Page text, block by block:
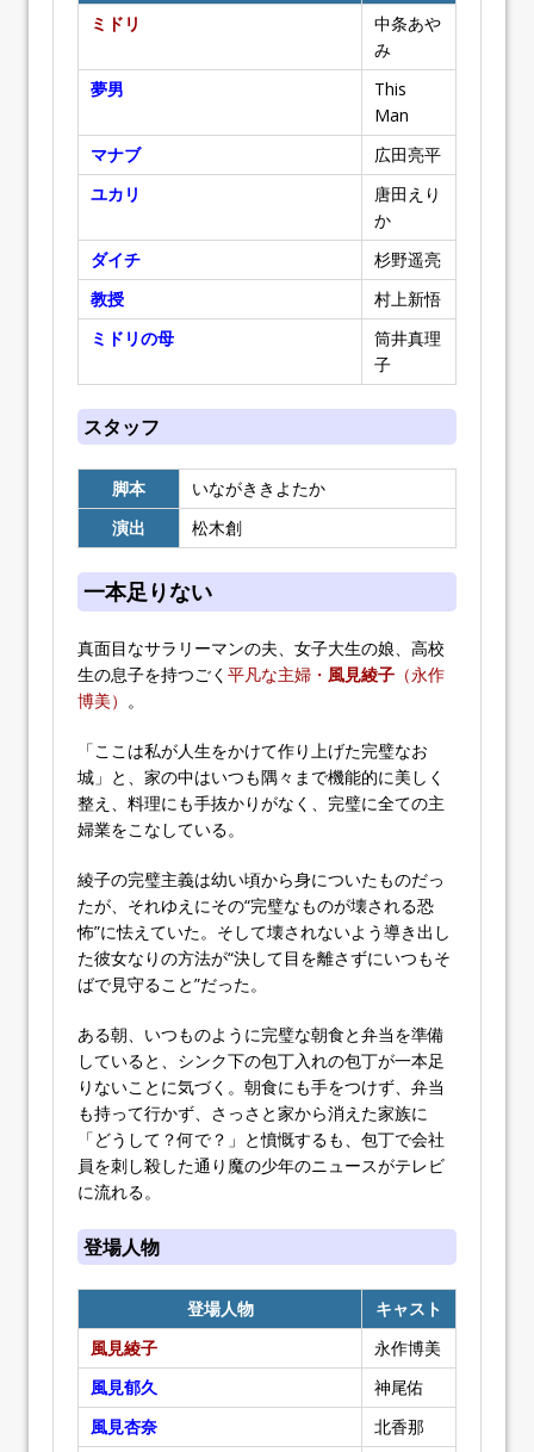
ミドリ
中条あや
み
夢男
This
Man
マナブ
広田亮平
ユカリ
唐田えり
か
ダイチ
杉野遥亮
教授
村上新悟
ミドリの母
筒井真理
子
スタッフ
脚本
いながききよたか
演出
松木創
一本足りない
真面目なサラリーマンの夫、女子大生の娘、高校
生の息子を持つごく 平凡な主婦・ 風見綾子 （永作
博美） 。
「ここは私が人生をかけて作り上げた完璧なお
城」と、家の中はいつも隅々まで機能的に美しく
整え、料理にも手抜かりがなく、完璧に全ての主
婦業をこなしている。
綾子の完璧主義は幼い頃から身についたものだっ
たが、それゆえにその“完璧なものが壊される恐
怖”に怯えていた。そして壊されないよう導き出し
た彼女なりの方法が“決して目を離さずにいつもそ
ばで見守ること”だった。
ある朝、いつものように完璧な朝食と弁当を準備
していると、シンク下の包丁入れの包丁が一本足
りないことに気づく。朝食にも手をつけず、弁当
も持って行かず、さっさと家から消えた家族に
「どうして？何で？」と憤慨するも、包丁で会社
員を刺し殺した通り魔の少年のニュースがテレビ
に流れる。
登場人物
登場人物
キャスト
風見綾子
永作博美
風見郁久
神尾佑
風見杏奈
北香那